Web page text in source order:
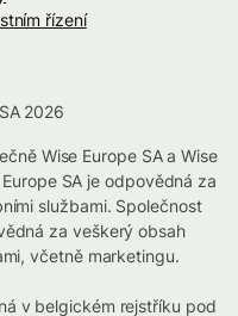
řízení
2026
Wise Europe SA a Wise
SA je odpovědná za
službami. Společnost
za veškerý obsah
včetně marketingu.
v belgickém rejstříku pod